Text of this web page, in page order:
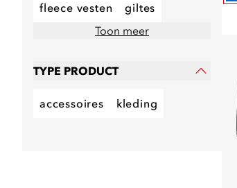
fleece vesten
giltes
Toon meer
TYPE PRODUCT
accessoires kleding